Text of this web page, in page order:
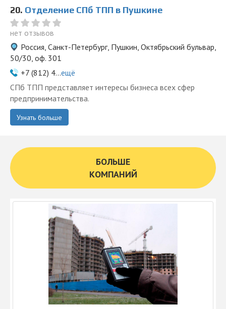
20. Отделение СПб ТПП в Пушкине
нет отзывов
Россия, Санкт-Петербург, Пушкин, Октябрьский бульвар,
50/30, оф. 301
+7 (812) 4...ещё
СПб ТПП представляет интересы бизнеса всех сфер
предпринимательства.
Узнать больше
БОЛЬШЕ
КОМПАНИЙ